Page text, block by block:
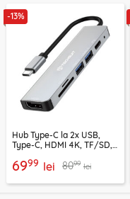
-13%
Hub Type-C la 2x USB,
Type-C, HDMI 4K, TF/SD,
6999 lei 8099 lei